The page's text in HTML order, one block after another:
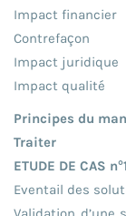
Impact financier
Contrefaçon
Impact juridique
Impact qualité
Principes du
Traiter
ETUDE DE CAS n°1
Eventail des